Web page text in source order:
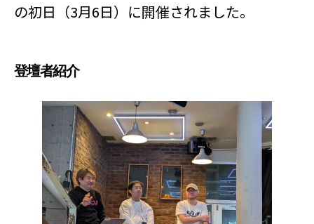
の初日（3月6日）に開催されました。
登壇者紹介